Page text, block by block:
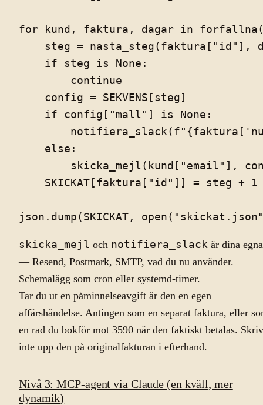
for kund, faktura, dagar in
steg = nasta_steg(faktura["id"],
    if steg is None:
        continue
    config = SEKVENS[steg]
    if config["mall"] is None:
    else:
skicka_mejl(kund["email"],
    SKICKAT[faktura["id"]] = steg + 1
skicka_mejl och notifiera_slack är dina egna
— Resend, Postmark, SMTP, vad du nu använder.
Schemalägg som cron eller systemd-timer.
Tar du ut en påminnelseavgift är den en egen
affärshändelse. Antingen som en separat faktura, eller
en rad du bokför mot 3590 när den faktiskt betalas. Skriv
inte upp den på originalfakturan i efterhand.
Nivå 3: MCP-agent via Claude (en kväll, mer
dynamik)